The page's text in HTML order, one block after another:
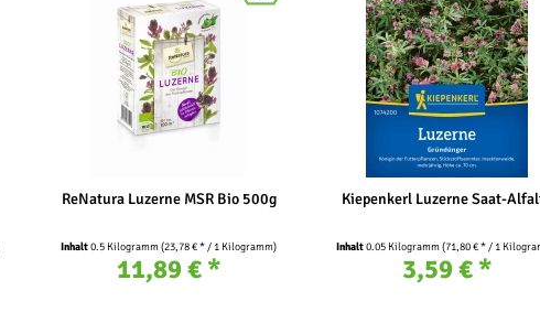
ReNatura Luzerne MSR Bio 500g
Inhalt0.5 Kilogramm(23,78 € * / 1 Kilogramm)
11,89 € *
Kiepenkerl Luzerne Saat-
Inhalt0.05 Kilogramm(71,80 € * / 1
3,59 € *